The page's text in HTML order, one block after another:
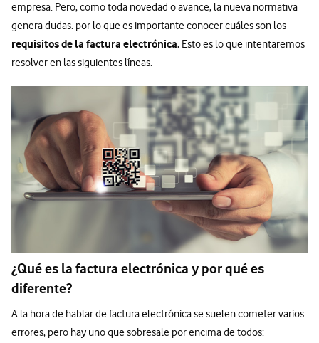
empresa. Pero, como toda novedad o avance, la nueva normativa
genera dudas. por lo que es importante conocer cuáles son los
requisitos de la factura electrónica. Esto es lo que intentaremos
resolver en las siguientes líneas.
¿Qué es la factura electrónica y por qué es
diferente?
A la hora de hablar de factura electrónica se suelen cometer varios
errores, pero hay uno que sobresale por encima de todos: